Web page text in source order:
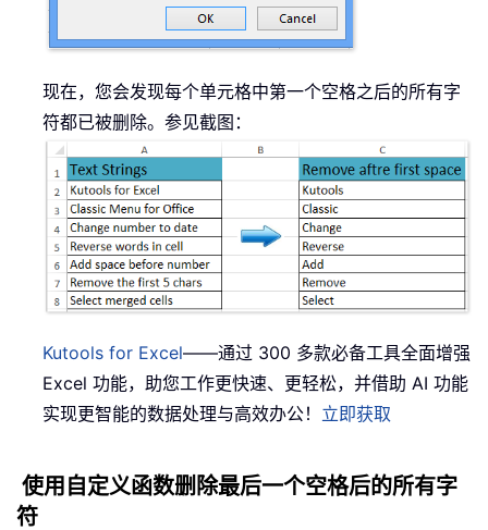
现在，您会发现每个单元格中第一个空格之后的所有字
符都已被删除。参见截图：
Kutools for Excel——通过 300 多款必备工具全面增强
Excel 功能，助您工作更快速、更轻松，并借助 AI 功能
实现更智能的数据处理与高效办公！ 立即获取
使用自定义函数删除最后一个空格后的所有字
符